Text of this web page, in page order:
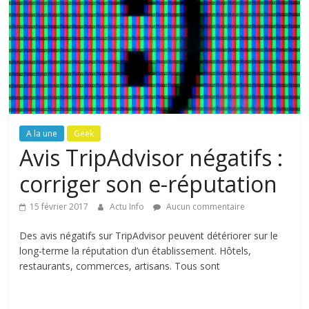
A la une Geek
Avis TripAdvisor négatifs :
corriger son e-réputation
15 février 2017 Actu Info Aucun commentaire
Des avis négatifs sur TripAdvisor peuvent détériorer sur le
long-terme la réputation d’un établissement. Hôtels,
restaurants, commerces, artisans. Tous sont